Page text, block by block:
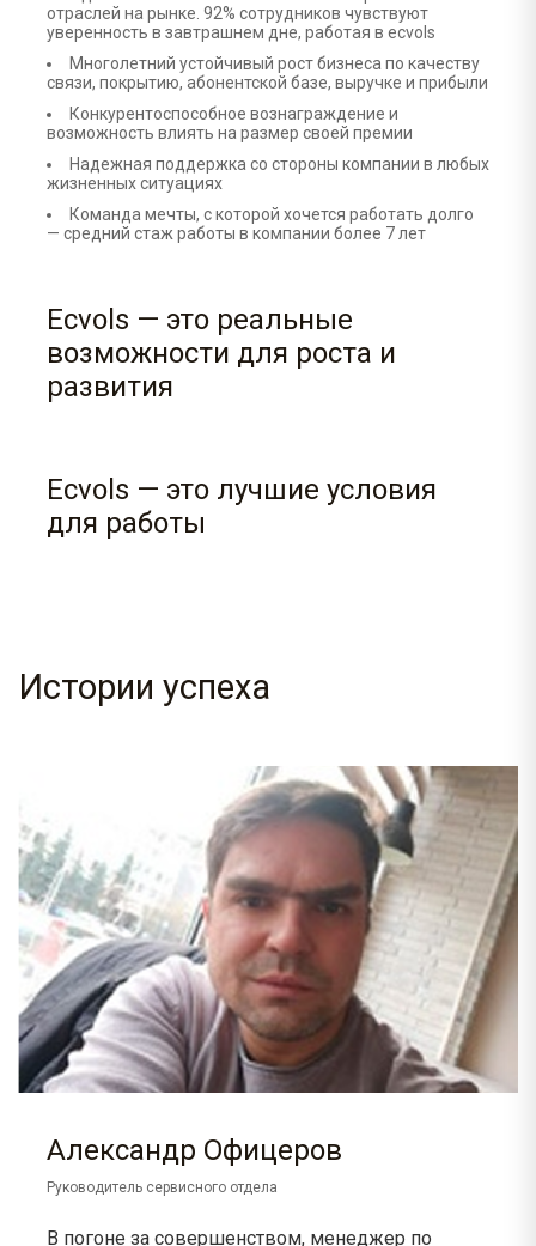
отраслей на рынке. 92% сотрудников чувствуют
уверенность в завтрашнем дне, работая в ecvols
Многолетний устойчивый рост бизнеса по качеству
связи, покрытию, абонентской базе, выручке и прибыли
Конкурентоспособное вознаграждение и
возможность влиять на размер своей премии
Надежная поддержка со стороны компании в любых
жизненных ситуациях
Команда мечты, с которой хочется работать долго
— средний стаж работы в компании более 7 лет
Ecvols — это реальные
возможности для роста и
развития
Ecvols — это лучшие условия
для работы
Истории успеха
Александр Офицеров
Руководитель сервисного отдела
В погоне за совершенством, менеджер по